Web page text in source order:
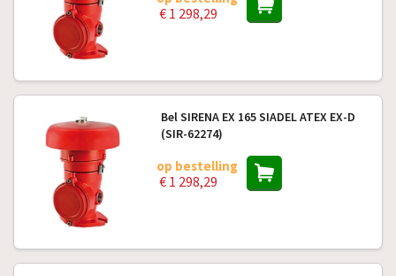
€ 1 298,29
Bel SIRENA EX 165 SIADEL ATEX EX-D
(SIR-62274)
op bestelling
€ 1 298,29